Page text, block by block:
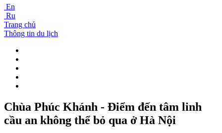
En
Ru
Trang chủ
Thông tin du lịch
Chùa Phúc Khánh - Điểm đến tâm linh
cầu an không thể bỏ qua ở Hà Nội